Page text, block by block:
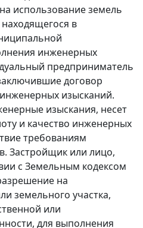
использование земель
в
инженерных
предприниматель
договор
изысканий.
изыскания, несет
и качество инженерных
требованиям
Застройщик или лицо,
с Земельным кодексом
на
земельного участка,
или
для выполнения